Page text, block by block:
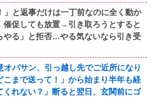
」と返事だけは一丁前なのに全く動か
催促しても放置→引き取ろうとすると
やる」と拒否…やる気ないなら引き受
オバサン、引っ越し先でご近所になり
こまで送って！」から始まり半年も経
くれない？」断ると翌日、玄関前にゴ